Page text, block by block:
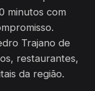
minutos com
Trajano de
restaurantes,
da região.